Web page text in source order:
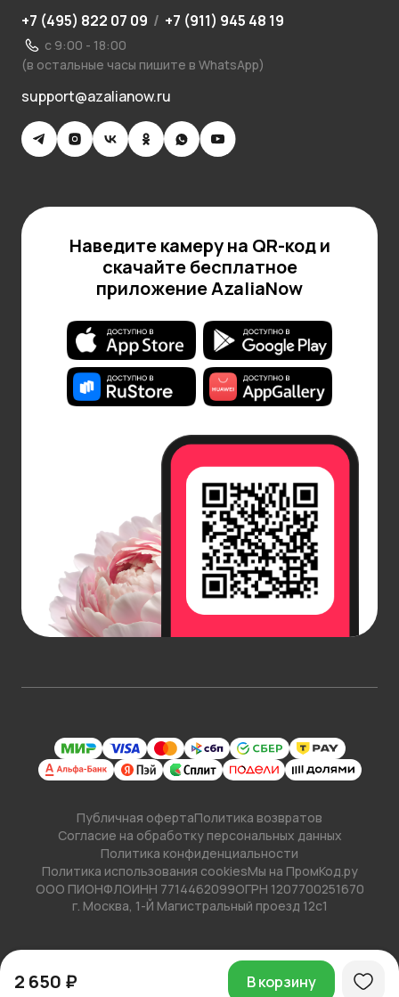
2 650 ₽ В корзину
+7 (495) 822 07 09 / +7 (911) 945 48 19
с 9:00 - 18:00
(в остальные часы пишите в WhatsApp)
support@azalianow.ru
Наведите камеру на QR-код и
скачайте бесплатное
приложение AzaliaNow
Публичная офертаПолитика возвратов
Согласие на обработку персональных данных
Политика конфиденциальности
Политика использования cookiesМы на ПромКод.ру
ООО ПИОНФЛОИНН 7714462099ОГРН 1207700251670
г. Москва, 1-Й Магистральный проезд 12с1